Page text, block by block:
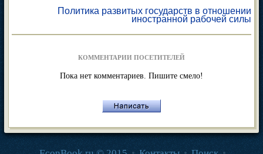
Политика развитых государств в отношении
иностранной рабочей силы
КОММЕНТАРИИ ПОСЕТИТЕЛЕЙ
Пока нет комментариев. Пишите смело!